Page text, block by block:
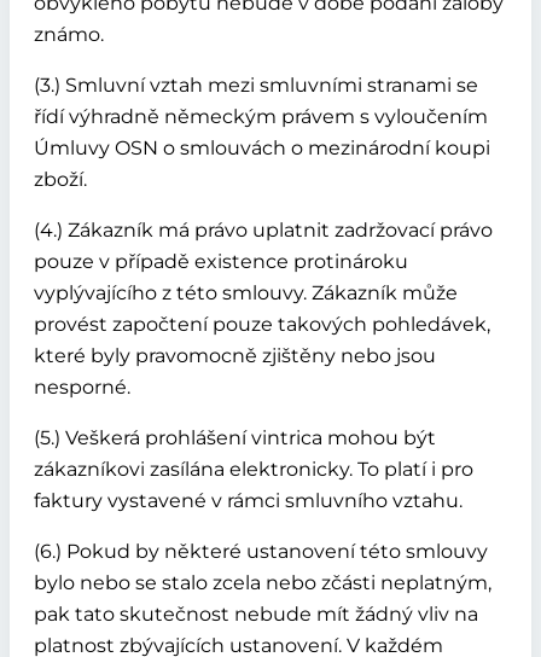
známo.
(3.) Smluvní vztah mezi smluvními stranami se
řídí výhradně německým právem s vyloučením
Úmluvy OSN o smlouvách o mezinárodní koupi
zboží.
(4.) Zákazník má právo uplatnit zadržovací právo
pouze v případě existence protinároku
vyplývajícího z této smlouvy. Zákazník může
provést započtení pouze takových pohledávek,
které byly pravomocně zjištěny nebo jsou
nesporné.
(5.) Veškerá prohlášení vintrica mohou být
zákazníkovi zasílána elektronicky. To platí i pro
faktury vystavené v rámci smluvního vztahu.
(6.) Pokud by některé ustanovení této smlouvy
bylo nebo se stalo zcela nebo zčásti neplatným,
pak tato skutečnost nebude mít žádný vliv na
platnost zbývajících ustanovení. V každém